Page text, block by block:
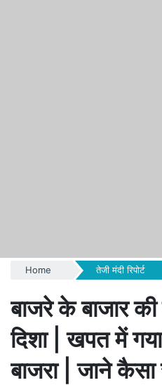
Home तेजी मंदी रिपोर्ट
बाजरे के बाजार
दिशा | खपत में
बाजरा | जाने